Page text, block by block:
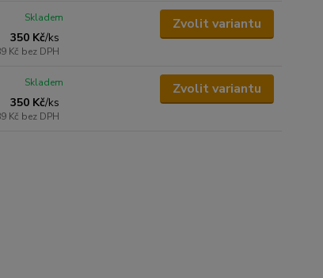
350 Kč/ks
Kč bez DPH
Skladem Zvolit variantu
350 Kč/ks
Kč bez DPH
Skladem Zvolit variantu